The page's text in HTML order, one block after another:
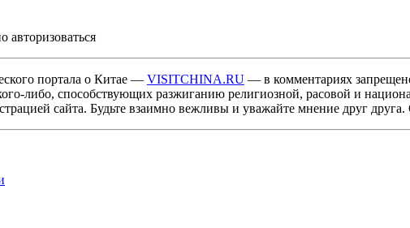
авторизоваться
портала о Китае — VISITCHINA.RU — в комментариях
либо, способствующих разжиганию религиозной, расовой и
сайта. Будьте взаимно вежливы и уважайте мнение друг